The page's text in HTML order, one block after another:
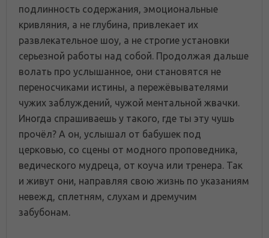
подлинность содержания, эмоциональные
кривляния, а не глубина, привлекает их
развлекательное шоу, а не строгие установки
серьезной работы над собой. Продолжая дальше
волать про услышанное, они становятся не
переносчиками истины, а пережёвывателями
чужих заблуждений, чужой ментальной жвачки.
Иногда спрашиваешь у такого, где ты эту чушь
прочёл? А он, услышал от бабушек под
церковью, со сцены от модного проповедника,
ведического мудреца, от коуча или тренера. Так
и живут они, направляя свою жизнь по указаниям
невежд, сплетням, слухам и дремучим
забубонам.